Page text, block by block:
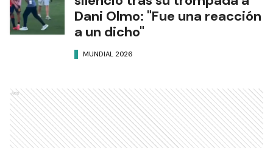
Dani Olmo: "Fue una reacción
a un dicho"
MUNDIAL 2026
Ads